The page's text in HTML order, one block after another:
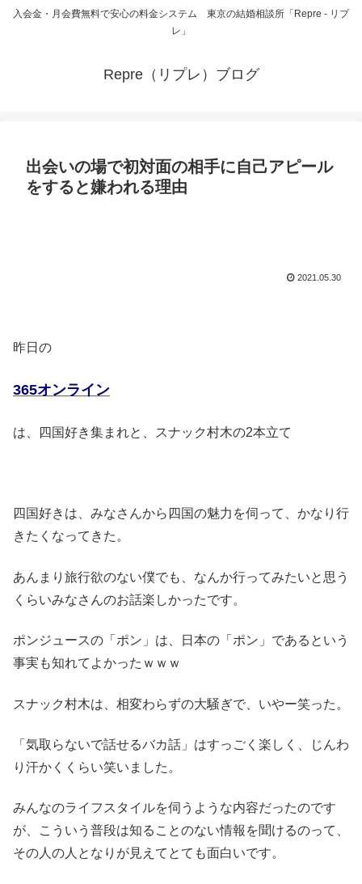
入会金・月会費無料で安心の料金システム 東京の結婚相談所「Repre - リプ
レ」
Repre（リプレ）ブログ
出会いの場で初対面の相手に自己アピール
をすると嫌われる理由
2021.05.30
昨日の
365オンライン
は、四国好き集まれと、スナック村木の2本立て
四国好きは、みなさんから四国の魅力を伺って、かなり行
きたくなってきた。
あんまり旅行欲のない僕でも、なんか行ってみたいと思う
くらいみなさんのお話楽しかったです。
ポンジュースの「ポン」は、日本の「ポン」であるという
事実も知れてよかったｗｗｗ
スナック村木は、相変わらずの大騒ぎで、いやー笑った。
「気取らないで話せるバカ話」はすっごく楽しく、じんわ
り汗かくくらい笑いました。
みんなのライフスタイルを伺うような内容だったのです
が、こういう普段は知ることのない情報を聞けるのって、
その人の人となりが見えてとても面白いです。